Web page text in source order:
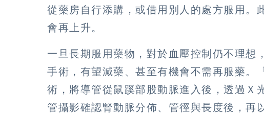
從藥房自行添購，或借用別人的處方服用。
會再上升。
一旦長期服用藥物，對於血壓控制仍不理想
手術，有望減藥、甚至有機會不需再服藥。
術，將導管從鼠蹊部股動脈進入後，透過Ｘ
管攝影確認腎動脈分佈、管徑與長度後，再